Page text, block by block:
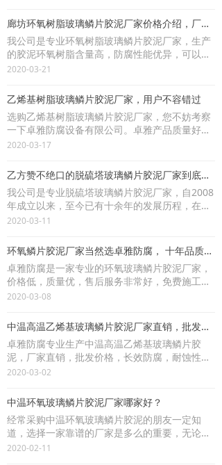
廊坊环氧树脂玻璃鳞片胶泥厂家价格介绍，厂家直销
我公司是专业环氧树脂玻璃鳞片胶泥厂家，生产
的胶泥环氧树脂含量高，防腐性能优异，可以说
是性价比在同行业相比是非常高的，施工性能也
厂等烟道气较苛刻环境条件下钢结构、混凝土建
（构）筑物的衬里；中等腐蚀强度以下的液相介
质设备、管道、贮槽的内外表面防护，与玻璃钢
（FRP）复合使用效果更佳，如用于高速金属叶
轮；
2020-03-21
乙烯基树脂玻璃鳞片胶泥厂家，用户不容错过
选购乙烯基树脂玻璃鳞片胶泥厂家，您不妨考察
一下卓雅防腐设备有限公司。卓雅产品质量好，
发货速度快，售后有保障，提供免费玻璃鳞片施
2020-03-17
乙方赞不绝口的脱硫塔玻璃鳞片胶泥厂家到底啥样？
我公司是专业脱硫塔玻璃鳞片胶泥厂家，自2008
年成立以来，至今已有十余年的发展历程，在这
十余年的发展历程中，我们对生产脱硫塔玻璃鳞
料，乙烯基玻璃鳞片涂料、环氧树脂，乙烯基树
脂，环氧煤沥青漆等产品有深刻的研究，生产技
术先进
2020-03-11
环氧鳞片胶泥厂家当然选卓雅防腐， 十年品质如一
卓雅防腐是一家专业的环氧玻璃鳞片胶泥厂家，
价格低，质量优，售后服务非常好，免费施工技
术指导，施工剩料免费退换，欢迎朋友们致电咨
2020-03-08
中温高温乙烯基玻璃鳞片胶泥厂家直销，批发价格
卓雅防腐专业生产中温高温乙烯基玻璃鳞片胶
泥，厂家直销，批发价格，长效防腐，耐蚀性极
好，抗潮湿大气、酸雨、海水和SO2、SO3、H2
的稳定性。
2020-03-02
中温环氧玻璃鳞片胶泥厂家哪家好？
经常采购中温环氧玻璃鳞片胶泥的朋友一定知
道，选择一家靠谱的厂家是多么的重要，无论是
售前沟通，签订合同后的发货速度，还是货到后
2020-02-11